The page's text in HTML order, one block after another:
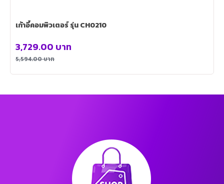
เก้าอี้คอมพิวเตอร์ รุ่น CH0210
5,594.00บาท
3,729.00 บาท